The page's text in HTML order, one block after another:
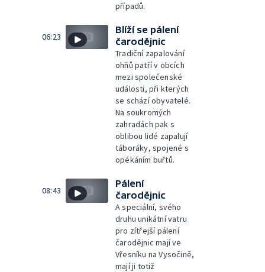
případů.
06:23
Blíží se pálení
čarodějnic
Tradiční zapalování
ohňů patří v obcích
mezi společenské
události, při kterých
se schází obyvatelé.
Na soukromých
zahradách pak s
oblibou lidé zapalují
táboráky, spojené s
opékáním buřtů.
08:43
Pálení
čarodějnic
A speciální, svého
druhu unikátní vatru
pro zítřejší pálení
čarodějnic mají ve
Vřesníku na Vysočině,
mají ji totiž